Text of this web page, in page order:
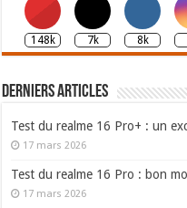
148k 7k 8k
Derniers articles
Test du realme 16 Pro+ : un
17 mars 2026
Test du realme 16 Pro : bon
17 mars 2026